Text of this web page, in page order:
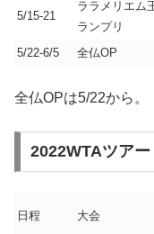
5/15-21
ララメリエム
ランプリ
5/22-6/5 全仏OP
全仏OPは5/22から。
2022WTAツアー
日程 大会